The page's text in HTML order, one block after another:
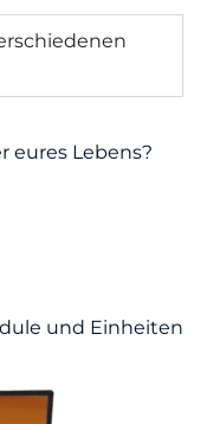
eures Lebens?
und Einheiten